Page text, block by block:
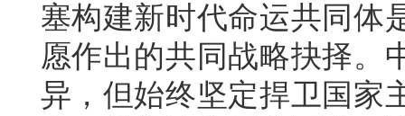
塞构建新时代命运共同体
愿作出的共同战略抉择。
异，但始终坚定捍卫国家